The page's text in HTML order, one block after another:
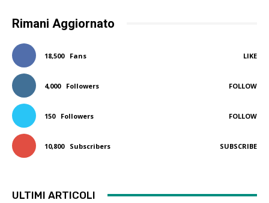
Rimani Aggiornato
18,500 Fans LIKE
4,000 Followers FOLLOW
150 Followers FOLLOW
10,800 Subscribers SUBSCRIBE
ULTIMI ARTICOLI